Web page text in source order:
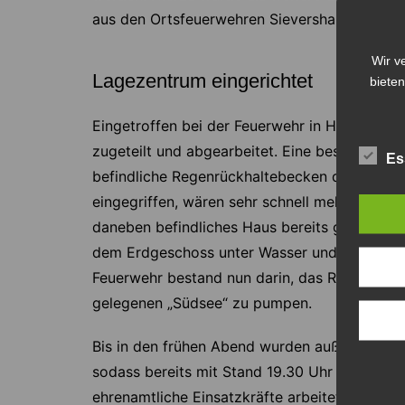
aus den Ortsfeuerwehren Sievershausen und
Lagezentrum eingerichtet
Eingetroffen bei der Feuerwehr in
zugeteilt und abgearbeitet. Eine besondere
befindliche Regenrückhaltebecken drohte
eingegriffen, wären sehr schnell mehrere
daneben befindliches Haus bereits
dem Erdgeschoss unter Wasser und
Feuerwehr bestand nun darin, das
gelegenen „Südsee“ zu pumpen.
Bis in den frühen Abend wurden außerdem
sodass bereits mit Stand 19.30 Uhr 27
ehrenamtliche Einsatzkräfte arbeiteten mit
Wir